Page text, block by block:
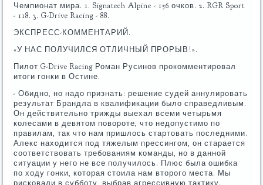
Чемпионат мира. 1. Signatech Alpine - 156 очков. 2. RGR Sport
- 118. 3. G-Drive Racing - 88.
ЭКСПРЕСС-КОММЕНТАРИЙ.
«У НАС ПОЛУЧИЛСЯ ОТЛИЧНЫЙ ПРОРЫВ!».
Пилот G-Drive Racing Роман Русинов прокомментировал
итоги гонки в Остине.
- Обидно, но надо признать: решение судей аннулировать
результат Брандла в квалификации было справедливым.
Он действительно трижды выехал всеми четырьмя
колесами в девятом повороте, что недопустимо по
правилам, так что нам пришлось стартовать последними.
Алекс находится под тяжелым прессингом, он старается
соответствовать требованиям команды, но в данной
ситуации у него не все получилось. Плюс была ошибка
по ходу гонки, которая стоила нам второго места. Мы